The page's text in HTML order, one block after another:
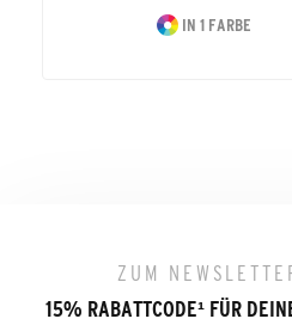
IN 1 FARBE
ZUM
15% RABATTCODE¹ FÜR